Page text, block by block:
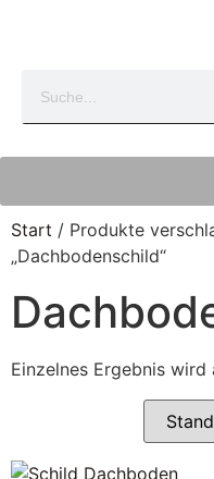
Start / Produkte
„Dachbodenschild“
Einzelnes Ergebnis wird